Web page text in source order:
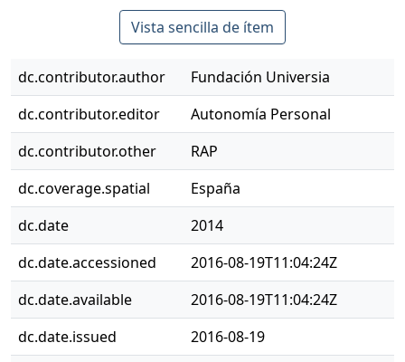
Vista sencilla de ítem
dc.contributor.author
Fundación Universia
dc.contributor.editor
Autonomía Personal
dc.contributor.other
RAP
dc.coverage.spatial
España
dc.date
2014
dc.date.accessioned
2016-08-19T11:04:24Z
dc.date.available
2016-08-19T11:04:24Z
dc.date.issued
2016-08-19